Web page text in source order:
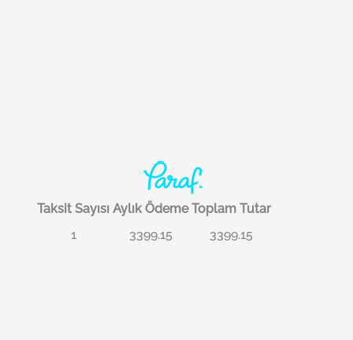
Taksit Sayısı Aylık Ödeme Toplam Tutar
1
3399.15 3399.15